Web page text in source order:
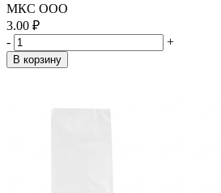
МКС ООО
3.00 ₽
-
+
В корзину